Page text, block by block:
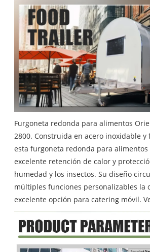
Furgoneta redonda para alimentos
2800. Construida en acero inoxidable y
esta furgoneta redonda para alimentos
excelente retención de calor y
humedad y los insectos. Su diseño
múltiples funciones personalizables la
excelente opción para catering móvil.